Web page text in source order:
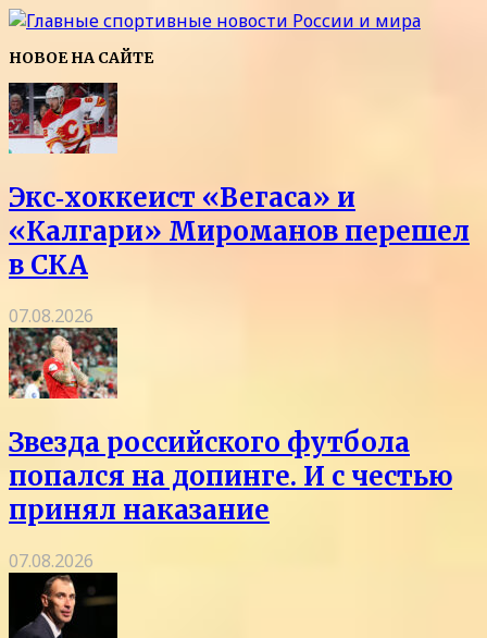
НОВОЕ НА САЙТЕ
Экс‑хоккеист «Вегаса» и
«Калгари» Мироманов перешел
в СКА
07.08.2026
Звезда российского футбола
попался на допинге. И с честью
принял наказание
07.08.2026